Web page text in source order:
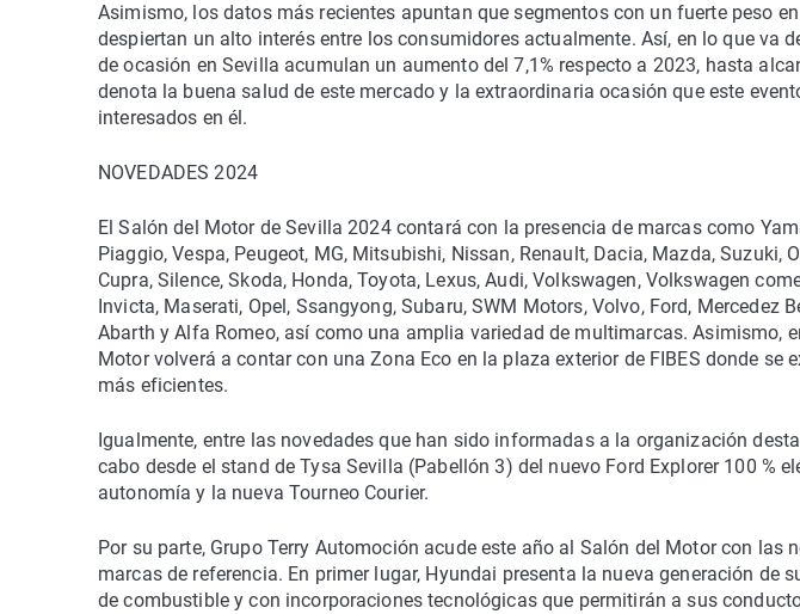
Asimismo, los datos más recientes apuntan que segmentos con un fuerte peso
despiertan un alto interés entre los consumidores actualmente. Así, en lo que va
de ocasión en Sevilla acumulan un aumento del 7,1% respecto a 2023, hasta
denota la buena salud de este mercado y la extraordinaria ocasión que este
interesados en él.
NOVEDADES 2024
El Salón del Motor de Sevilla 2024 contará con la presencia de marcas como
Piaggio, Vespa, Peugeot, MG, Mitsubishi, Nissan, Renault, Dacia, Mazda, Suzuki,
Cupra, Silence, Skoda, Honda, Toyota, Lexus, Audi, Volkswagen, Volkswagen
Invicta, Maserati, Opel, Ssangyong, Subaru, SWM Motors, Volvo, Ford, Mercedez
Abarth y Alfa Romeo, así como una amplia variedad de multimarcas. Asimismo,
Motor volverá a contar con una Zona Eco en la plaza exterior de FIBES donde se
más eficientes.
Igualmente, entre las novedades que han sido informadas a la organización
cabo desde el stand de Tysa Sevilla (Pabellón 3) del nuevo Ford Explorer 100 %
autonomía y la nueva Tourneo Courier.
Por su parte, Grupo Terry Automoción acude este año al Salón del Motor con las
marcas de referencia. En primer lugar, Hyundai presenta la nueva generación de
de combustible y con incorporaciones tecnológicas que permitirán a sus